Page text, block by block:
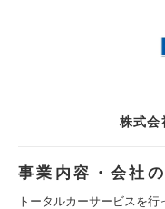
株式会
事業内容・会社
トータルカーサービスを行